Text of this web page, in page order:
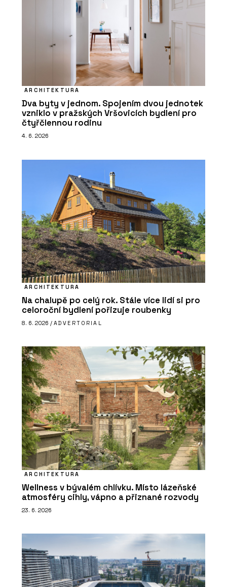
ARCHITEKTURA
Dva byty v jednom. Spojením dvou jednotek
vzniklo v pražských Vršovicích bydlení pro
čtyřčlennou rodinu
4. 6. 2026
ARCHITEKTURA
Na chalupě po celý rok. Stále více lidí si pro
celoroční bydlení pořizuje roubenky
8. 6. 2026 / ADVERTORIAL
ARCHITEKTURA
Wellness v bývalém chlívku. Místo lázeňské
atmosféry cihly, vápno a přiznané rozvody
23. 6. 2026